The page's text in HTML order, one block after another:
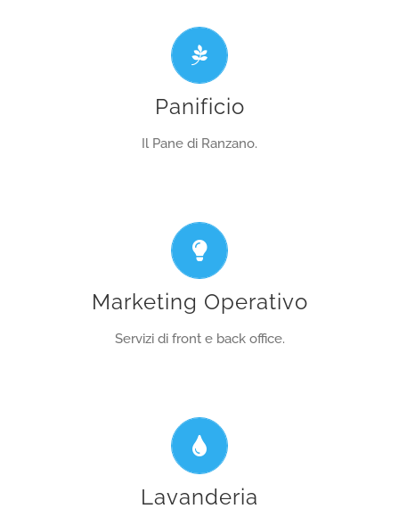
Panificio
Il Pane di Ranzano.
Il Pane di Ranzano! Qualità, passione e amore
della tradizione.
Marketing Operativo
Servizi di front e back office.
Competenza e flessibilità a supporto delle
imprese.
Lavanderia
Il tuo partner per divise aziendali e indumenti
ospiti di comunità.